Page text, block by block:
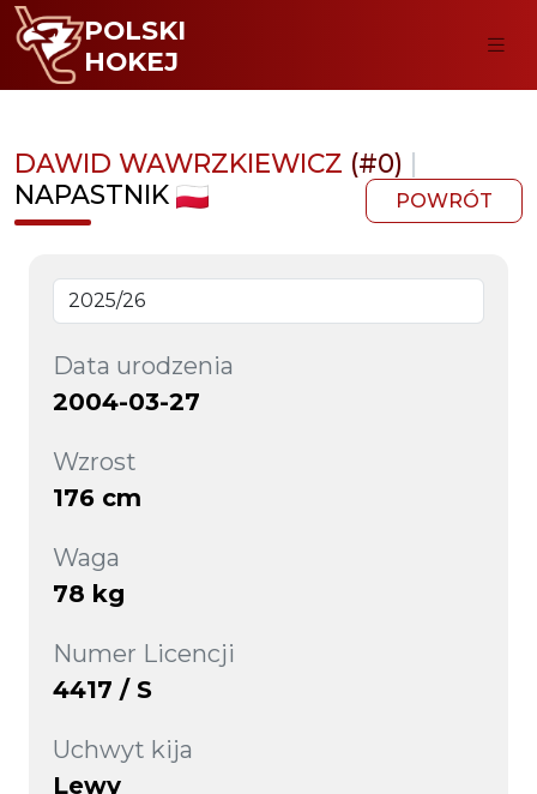
POLSKI
HOKEJ
DAWID WAWRZKIEWICZ (#0) |
NAPASTNIK
POWRÓT
Data urodzenia
2004-03-27
Wzrost
176 cm
Waga
78 kg
Numer Licencji
4417 / S
Uchwyt kija
Lewy